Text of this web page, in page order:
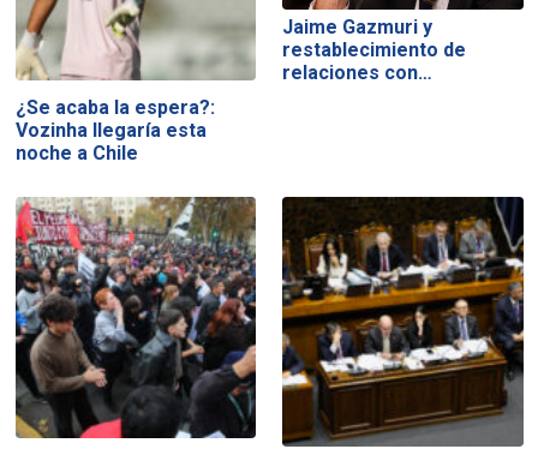
¿Se acaba la espera?:
Vozinha llegaría esta
noche a Chile
Jaime Gazmuri y
restablecimiento de
relaciones con…